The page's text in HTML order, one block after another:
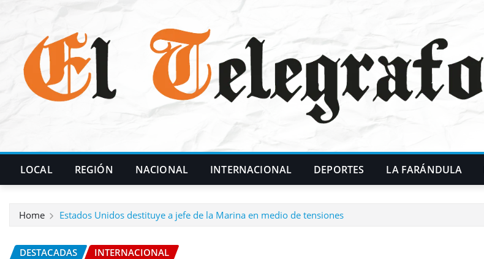
LOCAL REGIÓN NACIONAL INTERNACIONAL DEPORTES LA FARÁNDULA
Home Estados Unidos destituye a jefe de la Marina en medio de tensiones
DESTACADAS INTERNACIONAL